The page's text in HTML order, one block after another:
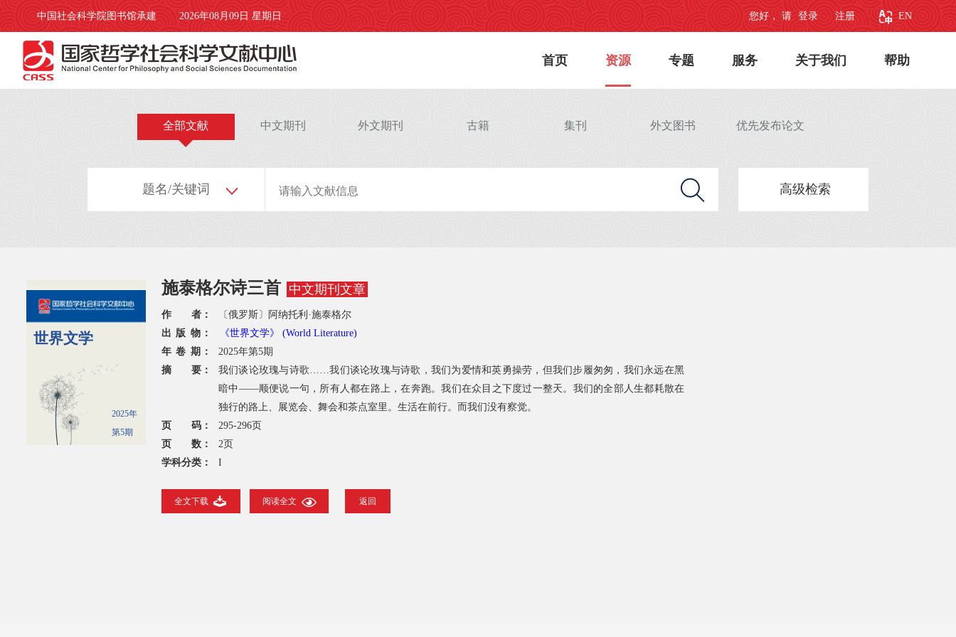
您好， 请 登录 注册 EN
2026年08月09日 星期日
中国社会科学院图书馆承建
首页 资源 专题 服务 关于我们 帮助
全部文献 中文期刊 外文期刊 古籍 集刊 外文图书 优先发布论文
题名/关键词 高级检索
世界文学
2025年
第5期
施泰格尔诗三首 中文期刊文章
作 者：
〔俄罗斯〕阿纳托利·施泰格尔
出 版 物：
《世界文学》 (World Literature)
年 卷 期：
2025年第5期
摘 要：
我们谈论玫瑰与诗歌……我们谈论玫瑰与诗歌，我们为爱情和英勇操劳，但我们步履匆匆，我们永远在黑
暗中——顺便说一句，所有人都在路上，在奔跑。我们在众目之下度过一整天。我们的全部人生都耗散在
独行的路上、展览会、舞会和茶点室里。生活在前行。而我们没有察觉。
页 码：
295-296页
页 数：
2页
学科分类：
I
全文下载 阅读全文 返回